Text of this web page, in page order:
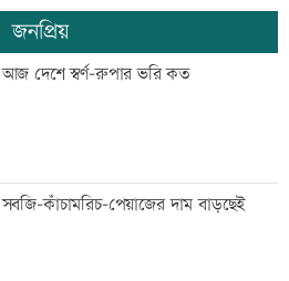
জিয়াউর রহমান দেশে প্রথম সবুজ বিপ্লবের
ডাক দিয়েছিলেন: পরিবেশমন্ত্রী
প্রথম শ্রেণিতে ভর্তি লটারিতে
জনপ্রিয়
আজ দেশে স্বর্ণ-রুপার ভরি কত
সবজি-কাঁচামরিচ-পেয়াজের দাম বাড়ছেই